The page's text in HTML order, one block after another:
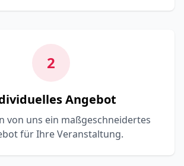
2
Angebot
von uns ein maßgeschneidertes
für Ihre Veranstaltung.